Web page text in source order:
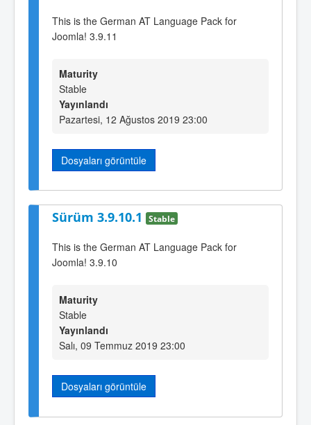
This is the German AT Language Pack for
Joomla! 3.9.11
Maturity
Stable
Yayınlandı
Pazartesi, 12 Ağustos 2019 23:00
Dosyaları görüntüle
Sürüm 3.9.10.1 Stable
This is the German AT Language Pack for
Joomla! 3.9.10
Maturity
Stable
Yayınlandı
Salı, 09 Temmuz 2019 23:00
Dosyaları görüntüle